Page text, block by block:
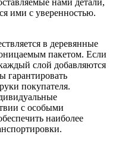
ими с уверенностью.
в деревянные
пакетом. Если
слой добавляются
гарантировать
покупателя.
с особыми
наиболее